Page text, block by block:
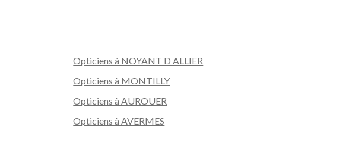
Opticiens à NOYANT D ALLIER
Opticiens à MONTILLY
Opticiens à AUROUER
Opticiens à AVERMES